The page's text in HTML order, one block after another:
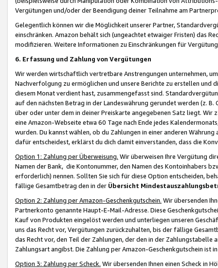
Vergütungen und/oder der Beendigung deiner Teilnahme am
Gelegentlich können wir die Möglichkeit unserer Partner,
einschränken. Amazon behält sich (ungeachtet etwaiger Fristen) das
modifizieren. Weitere Informationen zu Einschränkungen für
6. Erfassung und Zahlung von Vergütungen
Wir werden wirtschaftlich vertretbare Anstrengungen unternehmen,
Nachverfolgung zu ermöglichen und unsere Berichte zu erstellen und
diesem Monat verdient hast, zusammengefasst sind.
auf den nächsten Betrag in der Landeswährung gerundet werden (z.
über oder unter dem in deiner Preiskarte angegebenen Satz liegt.
eine Amazon-Webseite etwa 60 Tage nach Ende jedes
wurden. Du kannst wählen, ob du Zahlungen in einer anderen
dafür entscheidest, erklärst du dich damit einverstanden, dass die
Option 1: Zahlung per Überweisung. Wir überweisen Ihre Vergütung
Namen der Bank, die Kontonummer, den Namen des Kontoinhabers
erforderlich) nennen. Sollten Sie sich für diese Option entscheiden,
fällige Gesamtbetrag den in der Übersicht
Option 2: Zahlung per Amazon-Geschenkgutschein. Wir übersenden
Partnerkonto genannte Haupt-E-Mail-Adresse. Diese
Kauf von Produkten eingelöst werden und unterliegen unseren
uns das Recht vor, Vergütungen zurückzuhalten, bis der fällige
das Recht vor, den Teil der Zahlungen, der den in der
Zahlungsart angibst. Die Zahlung per Amazon-Geschenkgutschein ist
Option 3: Zahlung per Scheck. Wir übersenden Ihnen einen Scheck in